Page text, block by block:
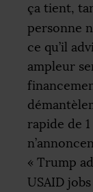
ça tient,
personne
ce qu’il
ampleur
rapide de
« Trump
USAID